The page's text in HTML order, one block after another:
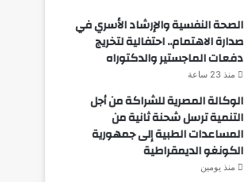
الصحة النفسية والإرشاد الأسري في
صدارة الاهتمام.. احتفالية لتخريج
دفعات الماجستير والدكتوراه
منذ 23 ساعة
الوكالة المصرية للشراكة من أجل
التنمية ترسل شحنة ثانية من
المساعدات الطبية إلى جمهورية
الكونغو الديمقراطية
منذ يومين